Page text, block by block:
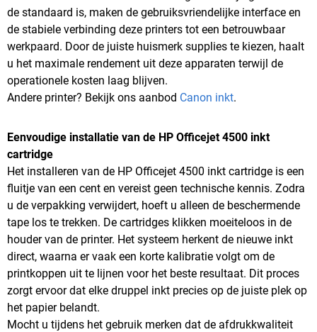
de standaard is, maken de gebruiksvriendelijke interface en
de stabiele verbinding deze printers tot een betrouwbaar
werkpaard. Door de juiste huismerk supplies te kiezen, haalt
u het maximale rendement uit deze apparaten terwijl de
operationele kosten laag blijven.
Andere printer? Bekijk ons aanbod Canon inkt.
Eenvoudige installatie van de HP Officejet 4500 inkt
cartridge
Het installeren van de HP Officejet 4500 inkt cartridge is een
fluitje van een cent en vereist geen technische kennis. Zodra
u de verpakking verwijdert, hoeft u alleen de beschermende
tape los te trekken. De cartridges klikken moeiteloos in de
houder van de printer. Het systeem herkent de nieuwe inkt
direct, waarna er vaak een korte kalibratie volgt om de
printkoppen uit te lijnen voor het beste resultaat. Dit proces
zorgt ervoor dat elke druppel inkt precies op de juiste plek op
het papier belandt.
Mocht u tijdens het gebruik merken dat de afdrukkwaliteit